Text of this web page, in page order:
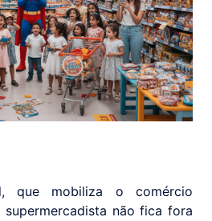
que mobiliza o comércio
não fica fora